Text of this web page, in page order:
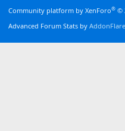
Community platform by XenForo® ©
Advanced Forum Stats by